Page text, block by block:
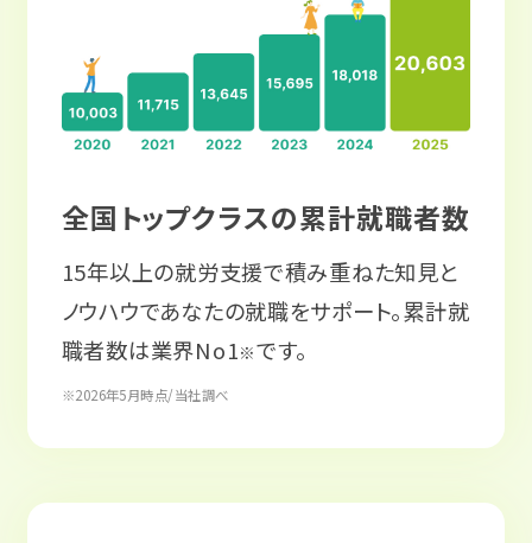
全国トップクラスの累計就職者数
15年以上の就労支援で積み重ねた知見と
ノウハウであなたの就職をサポート。累計就
職者数は業界No1※です。
※2026年5月時点/当社調べ